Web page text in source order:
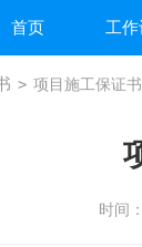
首页 工作
> 项目施工保证书
时间